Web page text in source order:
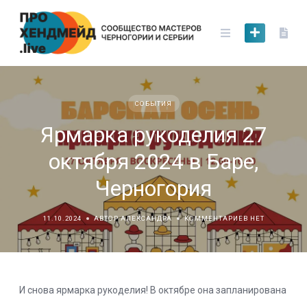
content
СОБЫТИЯ
Ярмарка рукоделия 27
октября 2024 в Баре,
Черногория
11.10.2024 АВТОР АЛЕКСАНДРА КОММЕНТАРИЕВ НЕТ
И снова ярмарка рукоделия! В октябре она запланирована